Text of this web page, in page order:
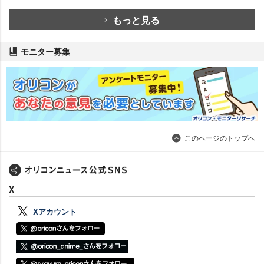
もっと見る
モニター募集
このページのトップへ
X
Xアカウント